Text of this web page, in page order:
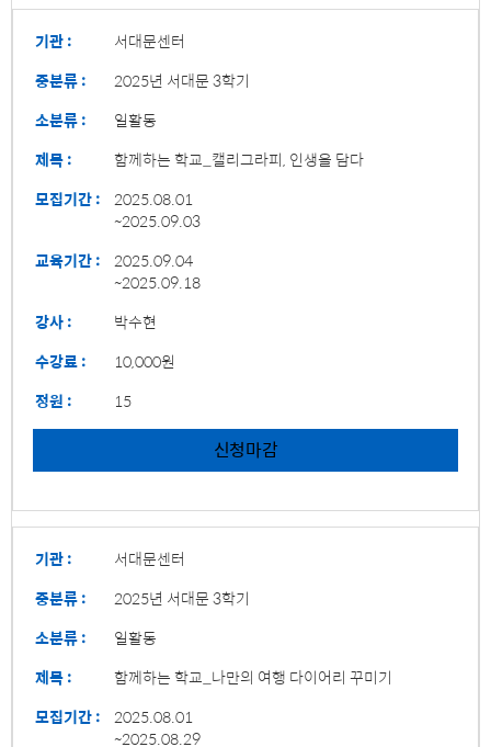
기관 :
서대문센터
중분류 :
2025년 서대문 3학기
소분류 :
일활동
제목 :
함께하는 학교_캘리그라피, 인생을 담다
모집기간 : 2025.08.01
~2025.09.03
교육기간 : 2025.09.04
~2025.09.18
강사 :
박수현
수강료 :
10,000원
정원 :
15
신청마감
기관 :
서대문센터
중분류 :
2025년 서대문 3학기
소분류 :
일활동
제목 :
함께하는 학교_나만의 여행 다이어리 꾸미기
모집기간 : 2025.08.01
~2025.08.29